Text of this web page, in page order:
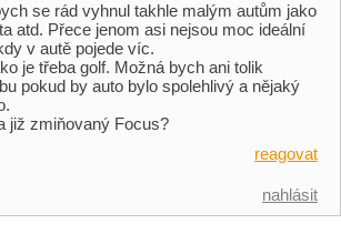
se rád vyhnul takhle malým autům jako
atd. Přece jenom asi nejsou moc ideální
v autě pojede víc.
je třeba golf. Možná bych ani tolik
pokud by auto bylo spolehlivý a nějaký
již zmiňovaný Focus?
reagovat
nahlásit